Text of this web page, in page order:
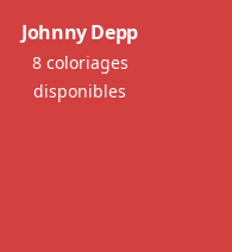
Johnny Depp
8 coloriages
disponibles